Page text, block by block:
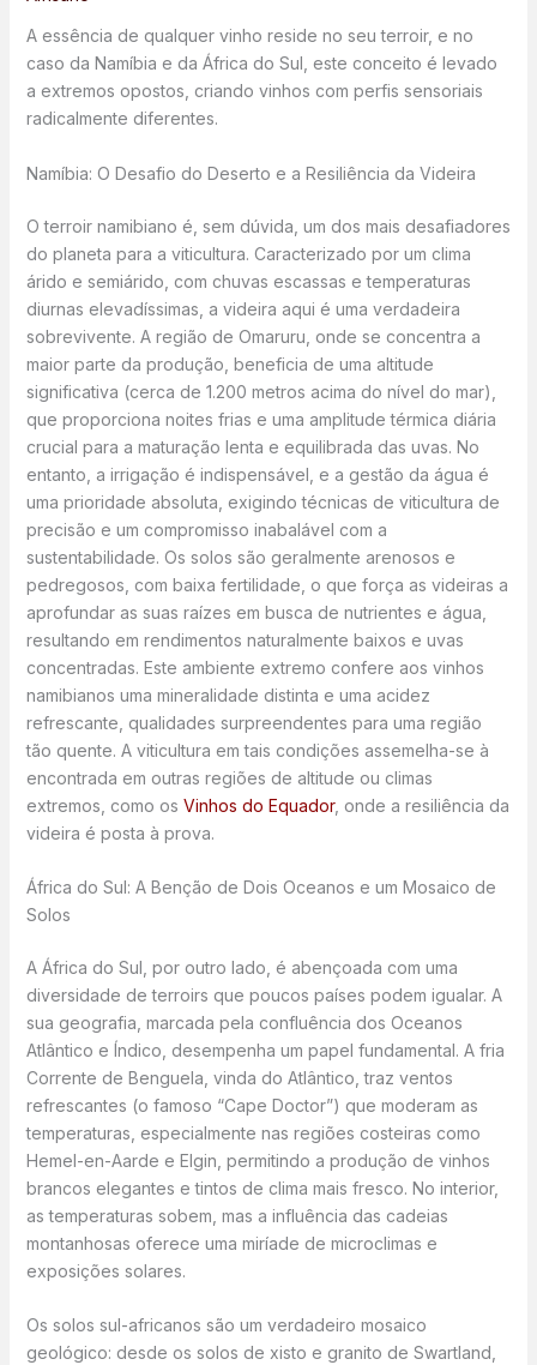
A essência de qualquer vinho reside no seu terroir, e no
caso da Namíbia e da África do Sul, este conceito é levado
a extremos opostos, criando vinhos com perfis sensoriais
radicalmente diferentes.
Namíbia: O Desafio do Deserto e a Resiliência da Videira
O terroir namibiano é, sem dúvida, um dos mais desafiadores
do planeta para a viticultura. Caracterizado por um clima
árido e semiárido, com chuvas escassas e temperaturas
diurnas elevadíssimas, a videira aqui é uma verdadeira
sobrevivente. A região de Omaruru, onde se concentra a
maior parte da produção, beneficia de uma altitude
significativa (cerca de 1.200 metros acima do nível do mar),
que proporciona noites frias e uma amplitude térmica diária
crucial para a maturação lenta e equilibrada das uvas. No
entanto, a irrigação é indispensável, e a gestão da água é
uma prioridade absoluta, exigindo técnicas de viticultura de
precisão e um compromisso inabalável com a
sustentabilidade. Os solos são geralmente arenosos e
pedregosos, com baixa fertilidade, o que força as videiras a
aprofundar as suas raízes em busca de nutrientes e água,
resultando em rendimentos naturalmente baixos e uvas
concentradas. Este ambiente extremo confere aos vinhos
namibianos uma mineralidade distinta e uma acidez
refrescante, qualidades surpreendentes para uma região
tão quente. A viticultura em tais condições assemelha-se à
encontrada em outras regiões de altitude ou climas
extremos, como os Vinhos do Equador, onde a resiliência da
videira é posta à prova.
África do Sul: A Benção de Dois Oceanos e um Mosaico de
Solos
A África do Sul, por outro lado, é abençoada com uma
diversidade de terroirs que poucos países podem igualar. A
sua geografia, marcada pela confluência dos Oceanos
Atlântico e Índico, desempenha um papel fundamental. A fria
Corrente de Benguela, vinda do Atlântico, traz ventos
refrescantes (o famoso “Cape Doctor”) que moderam as
temperaturas, especialmente nas regiões costeiras como
Hemel-en-Aarde e Elgin, permitindo a produção de vinhos
brancos elegantes e tintos de clima mais fresco. No interior,
as temperaturas sobem, mas a influência das cadeias
montanhosas oferece uma miríade de microclimas e
exposições solares.
Os solos sul-africanos são um verdadeiro mosaico
geológico: desde os solos de xisto e granito de Swartland,